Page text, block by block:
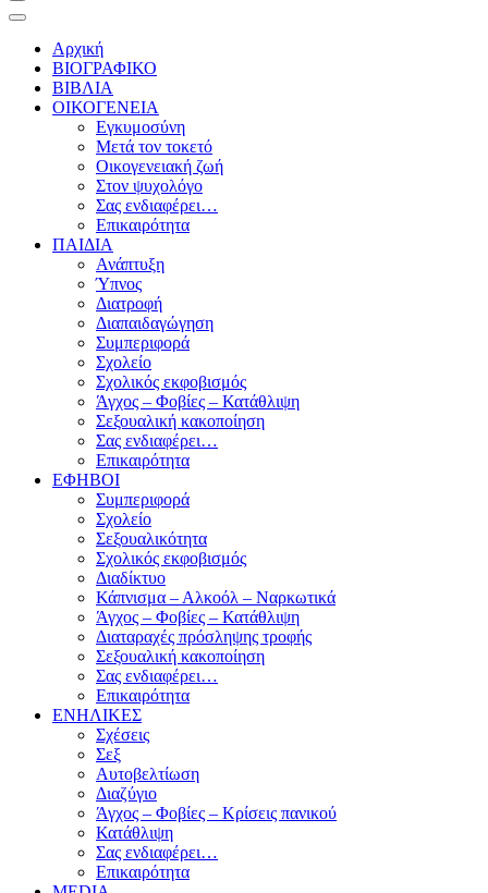
Αρχική
ΒΙΟΓΡΑΦΙΚΟ
ΒΙΒΛΙΑ
ΟΙΚΟΓΕΝΕΙΑ
Εγκυμοσύνη
Μετά τον τοκετό
Οικογενειακή ζωή
Στον ψυχολόγο
Σας ενδιαφέρει…
Επικαιρότητα
ΠΑΙΔΙΑ
Ανάπτυξη
Ύπνος
Διατροφή
Διαπαιδαγώγηση
Συμπεριφορά
Σχολείο
Σχολικός εκφοβισμός
Άγχος – Φοβίες – Κατάθλιψη
Σεξουαλική κακοποίηση
Σας ενδιαφέρει…
Επικαιρότητα
ΕΦΗΒΟΙ
Συμπεριφορά
Σχολείο
Σεξουαλικότητα
Σχολικός εκφοβισμός
Διαδίκτυο
Κάπνισμα – Αλκοόλ – Ναρκωτικά
Άγχος – Φοβίες – Κατάθλιψη
Διαταραχές πρόσληψης τροφής
Σεξουαλική κακοποίηση
Σας ενδιαφέρει…
Επικαιρότητα
ΕΝΗΛΙΚΕΣ
Σχέσεις
Σεξ
Αυτοβελτίωση
Διαζύγιο
Άγχος – Φοβίες – Κρίσεις πανικού
Κατάθλιψη
Σας ενδιαφέρει…
Επικαιρότητα